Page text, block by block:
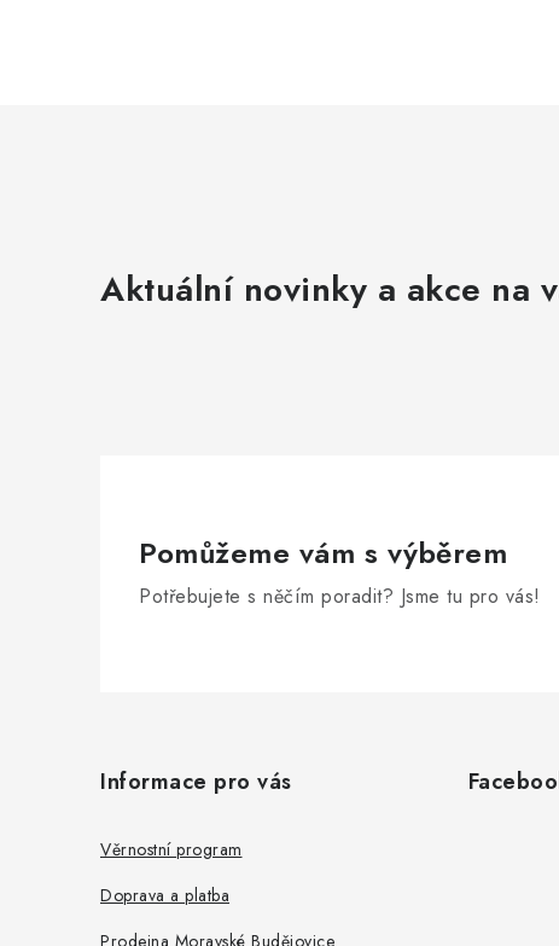
Aktuální novinky a akce na
Pomůžeme vám s výběrem
Potřebujete s něčím poradit? Jsme tu pro vás!
Informace pro vás
Věrnostní program
Doprava a platba
Prodejna Moravské Budějovice